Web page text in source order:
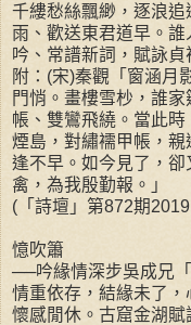
千縷愁絲飄緲，逐浪
雨、歡送東君道早。
吟、常譜新詞，賦詠貞
附：(宋)秦觀「窗涵月
門悄。畫樓雪杪，誰
帳、雙鸞飛繞。當此
煙島，對繡襦甲帳，
逢不早。如今見了，
禽，為我殷勤報。」
(「詩壇」第872期
憶吹簫
──吟緣情深步吳成兄
情重依存，結緣未了，
懷感閒休。古窟金湖